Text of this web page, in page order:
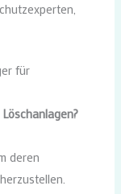
für
deren